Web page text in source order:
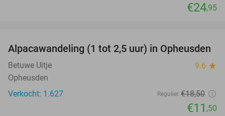
€24,95
38%
Alpacawandeling (1 tot 2,5 uur) in Opheusden
Betuwe Uitje 9.6 star
Opheusden
Verkocht: 1.627
Regulier €18,50
€11 ,50